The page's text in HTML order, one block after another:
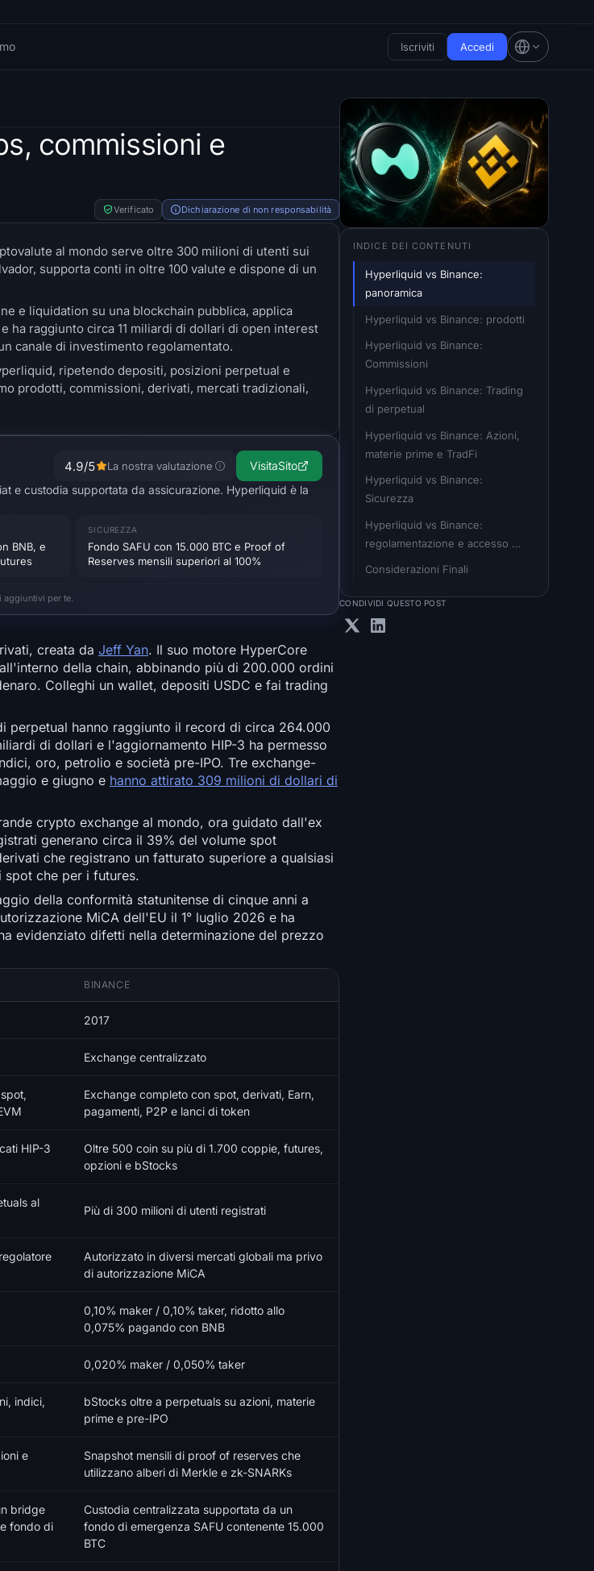
Iscriviti Accedi
commissioni e
Verificato Dichiarazione di non responsabilità
al mondo serve oltre 300 milioni di utenti sui
supporta conti in oltre 100 valute e dispone di un
e liquidation su una blockchain pubblica, applica
ha raggiunto circa 11 miliardi di dollari di open interest
canale di investimento regolamentato.
ripetendo depositi, posizioni perpetual e
prodotti, commissioni, derivati, mercati tradizionali,
4.9/5 La nostra valutazione VisitaSito
e custodia supportata da assicurazione. Hyperliquid è la
BNB, e
SICUREZZA
Fondo SAFU con 15.000 BTC e Proof of
Reserves mensili superiori al 100%
aggiuntivi per te.
creata da Jeff Yan. Il suo motore HyperCore
della chain, abbinando più di 200.000 ordini
Colleghi un wallet, depositi USDC e fai trading
perpetual hanno raggiunto il record di circa 264.000
di dollari e l'aggiornamento HIP-3 ha permesso
oro, petrolio e società pre-IPO. Tre exchange-
e giugno e hanno attirato 309 milioni di dollari di
crypto exchange al mondo, ora guidato dall'ex
generano circa il 39% del volume spot
che registrano un fatturato superiore a qualsiasi
che per i futures.
della conformità statunitense di cinque anni a
MiCA dell'EU il 1° luglio 2026 e ha
evidenziato difetti nella determinazione del prezzo
BINANCE
2017
Exchange centralizzato
Exchange completo con spot, derivati, Earn,
pagamenti, P2P e lanci di token
HIP-3
Oltre 500 coin su più di 1.700 coppie, futures,
opzioni e bStocks
al
Più di 300 milioni di utenti registrati
Autorizzato in diversi mercati globali ma privo
di autorizzazione MiCA
0,10% maker / 0,10% taker, ridotto allo
0,075% pagando con BNB
0,020% maker / 0,050% taker
indici,
bStocks oltre a perpetuals su azioni, materie
prime e pre-IPO
e
Snapshot mensili di proof of reserves che
utilizzano alberi di Merkle e zk-SNARKs
bridge
fondo di
Custodia centralizzata supportata da un
fondo di emergenza SAFU contenente 15.000
BTC
INDICE DEI CONTENUTI
Hyperliquid vs Binance:
panoramica
Hyperliquid vs Binance: prodotti
Hyperliquid vs Binance:
Commissioni
Hyperliquid vs Binance: Trading
di perpetual
Hyperliquid vs Binance: Azioni,
materie prime e TradFi
Hyperliquid vs Binance:
Sicurezza
Hyperliquid vs Binance:
regolamentazione e accesso
Considerazioni Finali
CONDIVIDI QUESTO POST